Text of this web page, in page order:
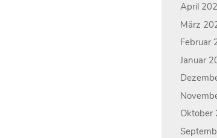
April
März
Februar
Januar
Oktober